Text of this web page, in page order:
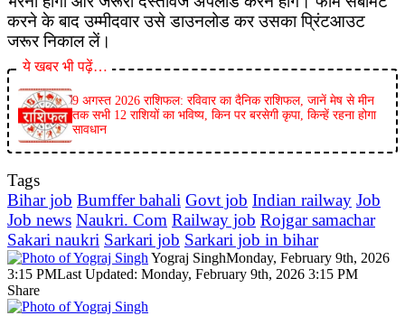
करने के बाद उम्मीदवार उसे डाउनलोड कर उसका प्रिंटआउट
जरूर निकाल लें।
ये खबर भी पढ़ें…
9 अगस्त 2026 राशिफल: रविवार का दैनिक राशिफल, जानें मेष से मीन
तक सभी 12 राशियों का भविष्य, किन पर बरसेगी कृपा, किन्हें रहना होगा
सावधान
Tags
Bihar job Bumffer bahali Govt job Indian railway Job
Job news Naukri. Com Railway job Rojgar samachar
Sakari naukri Sarkari job Sarkari job in bihar
Yograj SinghMonday, February 9th, 2026
3:15 PMLast Updated: Monday, February 9th, 2026 3:15 PM
Share
Facebook
X
LinkedIn
Pinterest
WhatsApp
Telegram